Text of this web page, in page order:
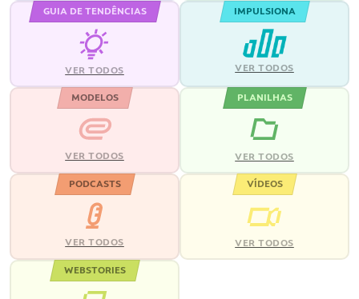
GUIA DE TENDÊNCIAS
VER TODOS
IMPULSIONA
VER TODOS
MODELOS
VER TODOS
PLANILHAS
VER TODOS
PODCASTS
VER TODOS
VÍDEOS
VER TODOS
WEBSTORIES